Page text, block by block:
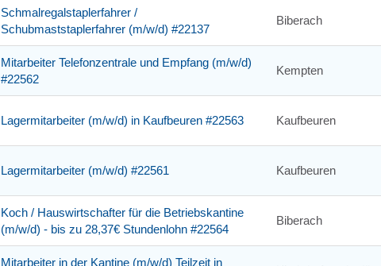
Schmalregalstaplerfahrer /
Schubmaststaplerfahrer (m/w/d) #22137
Biberach
Mitarbeiter Telefonzentrale und Empfang (m/w/d)
#22562
Kempten
Lagermitarbeiter (m/w/d) in Kaufbeuren #22563 Kaufbeuren
Lagermitarbeiter (m/w/d) #22561 Kaufbeuren
Koch / Hauswirtschafter für die Betriebskantine
(m/w/d) - bis zu 28,37€ Stundenlohn #22564
Biberach
Mitarbeiter in der Kantine (m/w/d) Teilzeit in